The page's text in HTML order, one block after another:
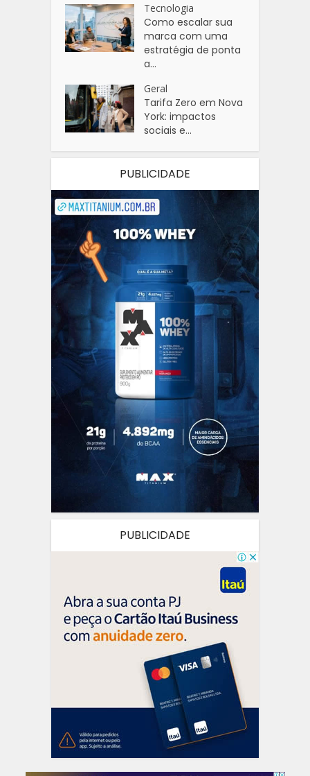
Tecnologia
Como escalar sua
marca com uma
estratégia de ponta
a...
Geral
Tarifa Zero em Nova
York: impactos
sociais e...
PUBLICIDADE
PUBLICIDADE